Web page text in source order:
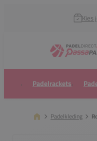
Kies
Padelrackets
Padelkleding